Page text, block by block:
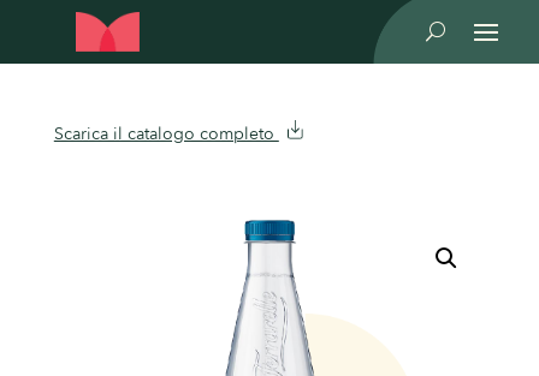
U
Scarica il catalogo completo